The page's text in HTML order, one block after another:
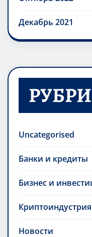
Декабрь 2021
Uncategorised
Банки и кредиты
Бизнес и
Криптоиндустрия
Новости